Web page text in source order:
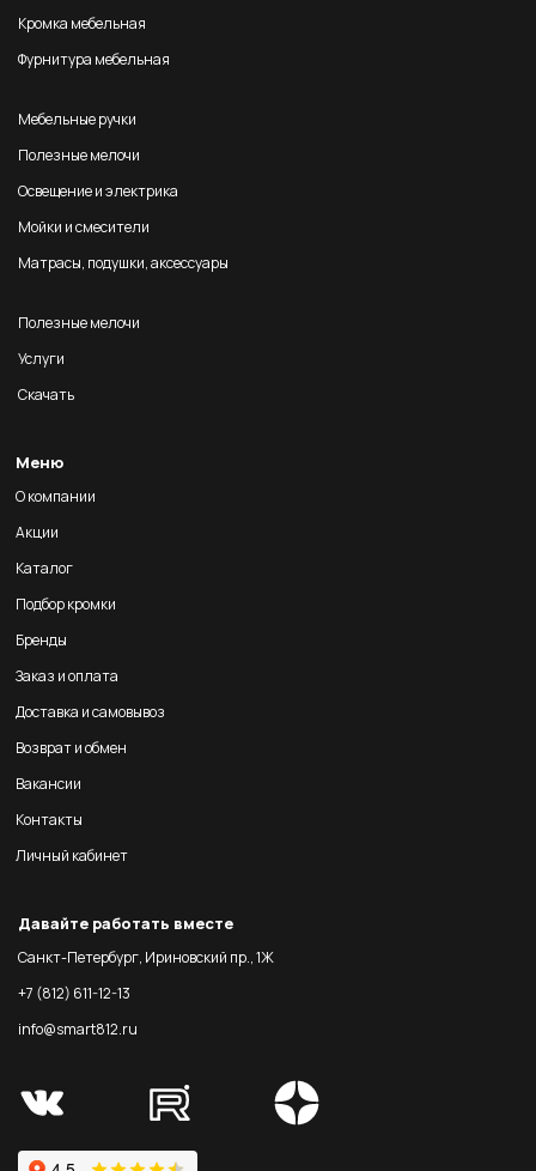
Кромка мебельная
Фурнитура мебельная
Мебельные ручки
Полезные мелочи
Освещение и электрика
Мойки и смесители
Матрасы, подушки, аксессуары
Полезные мелочи
Услуги
Скачать
Меню
О компании
Акции
Каталог
Подбор кромки
Бренды
Заказ и оплата
Доставка и самовывоз
Возврат и обмен
Вакансии
Контакты
Личный кабинет
Давайте работать вместе
Санкт-Петербург, Ириновский пр., 1Ж
+7 (812) 611-12-13
info@smart812.ru